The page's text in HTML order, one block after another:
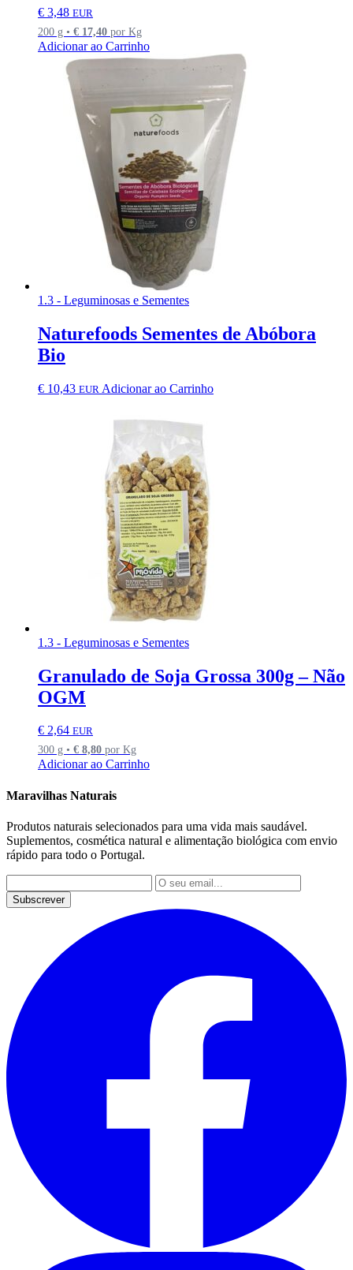
€ 3,48 EUR
200 g • € 17,40 por Kg
Adicionar ao Carrinho
1.3 - Leguminosas e Sementes
Naturefoods Sementes de Abóbora
Bio
€ 10,43 EUR Adicionar ao Carrinho
1.3 - Leguminosas e Sementes
Granulado de Soja Grossa 300g – Não
OGM
€ 2,64 EUR
300 g • € 8,80 por Kg
Adicionar ao Carrinho
Maravilhas Naturais
Produtos naturais selecionados para uma vida mais saudável.
Suplementos, cosmética natural e alimentação biológica com envio
rápido para todo o Portugal.
Subscrever